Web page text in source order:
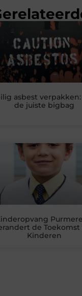
asbest
de juiste bigbag
de Toekomst
Kinderen